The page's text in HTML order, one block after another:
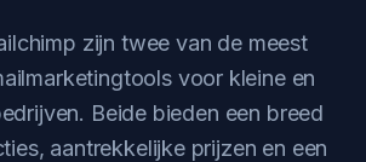
zijn twee van de meest
voor kleine en
Beide bieden een breed
aantrekkelijke prijzen en een